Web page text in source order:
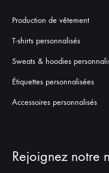
Production de vêtement
T-shirts personnalisés
Sweats & hoodies
Étiquettes personnalisées
Accessoires personnalisés
Rejoignez notre